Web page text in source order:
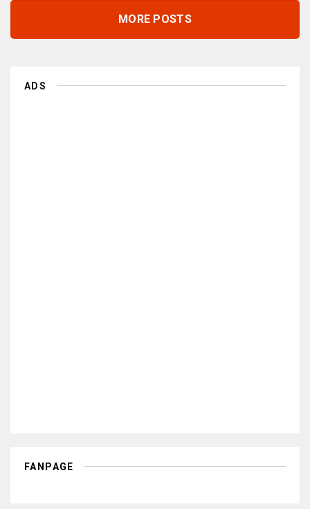
MORE POSTS
ADS
FANPAGE